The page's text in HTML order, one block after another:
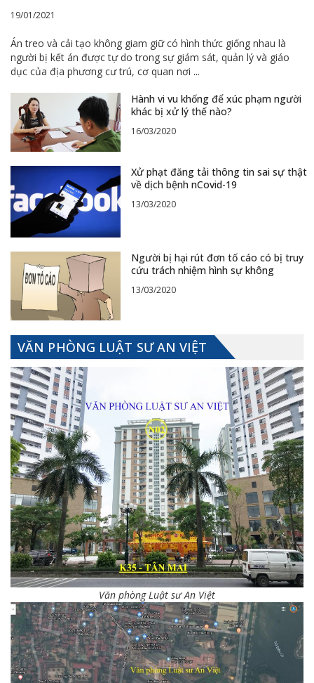
19/01/2021
Án treo và cải tạo không giam giữ có hình thức giống nhau là
người bị kết án được tự do trong sự giám sát, quản lý và giáo
dục của địa phương cư trú, cơ quan nơi ...
Hành vi vu khống để xúc phạm người
khác bị xử lý thế nào?
16/03/2020
Xử phạt đăng tải thông tin sai sự thật
về dịch bệnh nCovid-19
13/03/2020
Người bị hại rút đơn tố cáo có bị truy
cứu trách nhiệm hình sự không
13/03/2020
VĂN PHÒNG LUẬT SƯ AN VIỆT
Văn phòng Luật sư An Việt